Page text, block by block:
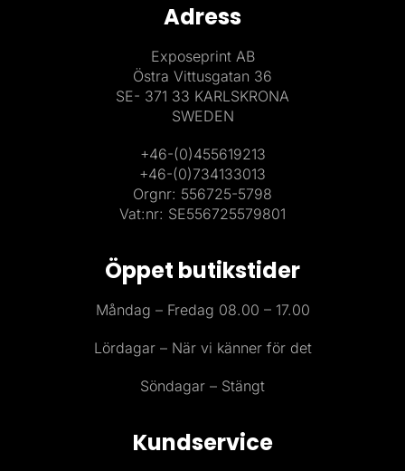
Adress
Exposeprint AB
Östra Vittusgatan 36
SE- 371 33 KARLSKRONA
SWEDEN
+46-(0)455619213
+46-(0)734133013
Orgnr: 556725-5798
Vat:nr: SE556725579801
Öppet butikstider
Måndag – Fredag 08.00 – 17.00
Lördagar – När vi känner för det
Söndagar – Stängt
Kundservice